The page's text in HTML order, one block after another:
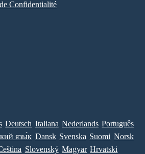
Confidentialité
Deutsch Italiana Nederlands Português
язы́к Dansk Svenska Suomi Norsk
Slovenský Magyar Hrvatski